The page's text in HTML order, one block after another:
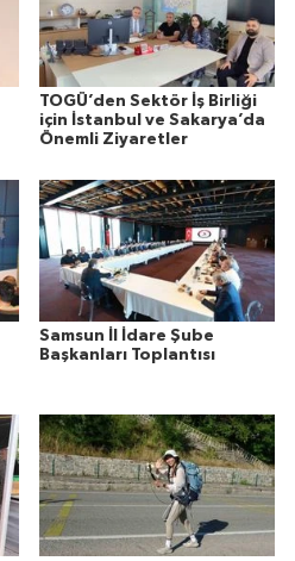
TOGÜ’den Sektör İş Birliği
için İstanbul ve Sakarya’da
Önemli Ziyaretler
Samsun İl İdare Şube
Başkanları Toplantısı